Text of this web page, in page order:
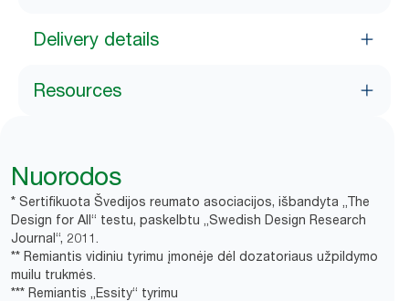
Delivery details
Resources
Nuorodos
* Sertifikuota Švedijos reumato asociacijos, išbandyta „The
Design for All“ testu, paskelbtu „Swedish Design Research
Journal“, 2011.
** Remiantis vidiniu tyrimu įmonėje dėl dozatoriaus užpildymo
muilu trukmės.
*** Remiantis „Essity“ tyrimu